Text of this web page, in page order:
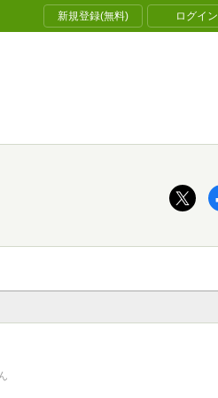
新規登録(無料) ログイン